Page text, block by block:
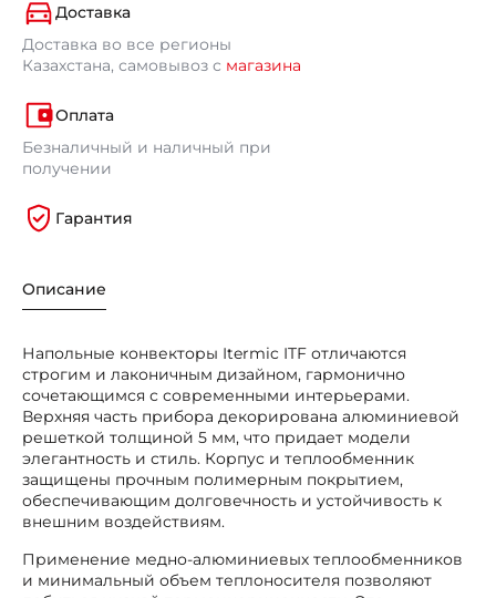
Доставка
Доставка во все регионы
Казахстана, самовывоз с магазина
Оплата
Безналичный и наличный при
получении
Гарантия
Описание
Напольные конвекторы Itermic ITF отличаются
строгим и лаконичным дизайном, гармонично
сочетающимся с современными интерьерами.
Верхняя часть прибора декорирована алюминиевой
решеткой толщиной 5 мм, что придает модели
элегантность и стиль. Корпус и теплообменник
защищены прочным полимерным покрытием,
обеспечивающим долговечность и устойчивость к
внешним воздействиям.
Применение медно-алюминиевых теплообменников
и минимальный объем теплоносителя позволяют